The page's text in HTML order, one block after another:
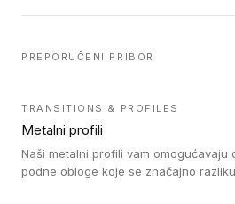
PREPORUČENI PRIBOR
TRANSITIONS & PROFILES
Metalni profili
Naši metalni profili vam omogućavaju
podne obloge koje se značajno